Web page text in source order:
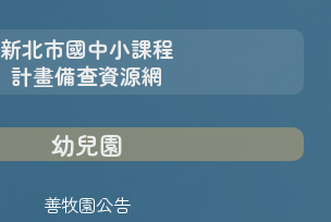
新北市國中小課程
計畫備查資源網
幼兒園
善牧園公告